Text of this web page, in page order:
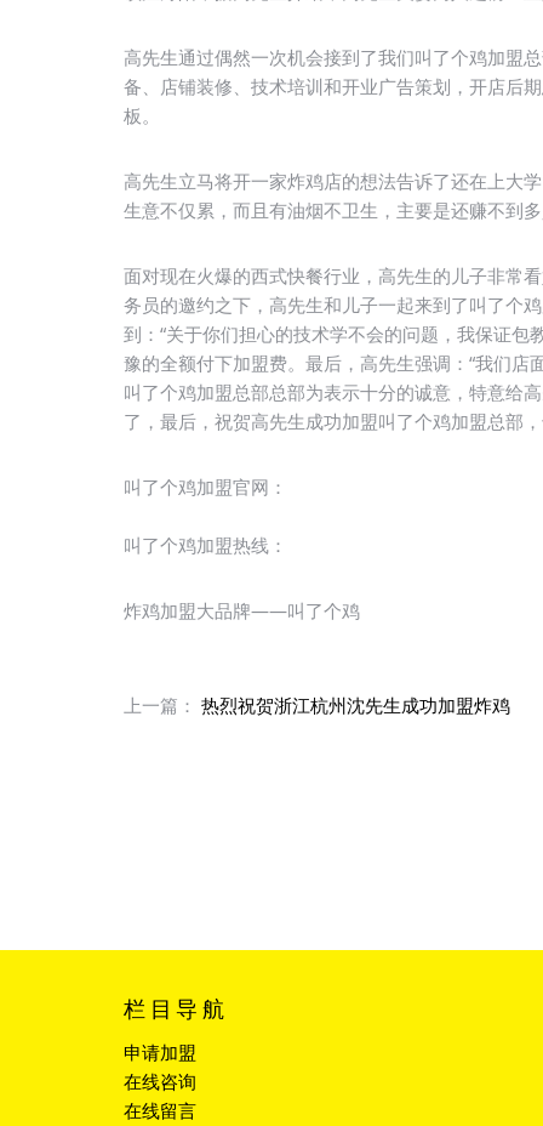
高先生通过偶然一次机会接到了我们叫了个鸡加盟
备、店铺装修、技术培训和开业广告策划，开店后
板。
高先生立马将开一家炸鸡店的想法告诉了还在上大
生意不仅累，而且有油烟不卫生，主要是还赚不到
面对现在火爆的西式快餐行业，高先生的儿子非常
务员的邀约之下，高先生和儿子一起来到了叫了个
到：“关于你们担心的技术学不会的问题，我保证
豫的全额付下加盟费。最后，高先生强调：“我们
叫了个鸡加盟总部总部为表示十分的诚意，特意给
了，最后，祝贺高先生成功加盟叫了个鸡加盟总部
叫了个鸡加盟官网：
叫了个鸡加盟热线：
炸鸡加盟大品牌——叫了个鸡
上一篇： 热烈祝贺浙江杭州沈先生成功加盟炸鸡
栏目导航
申请加盟
在线咨询
在线留言